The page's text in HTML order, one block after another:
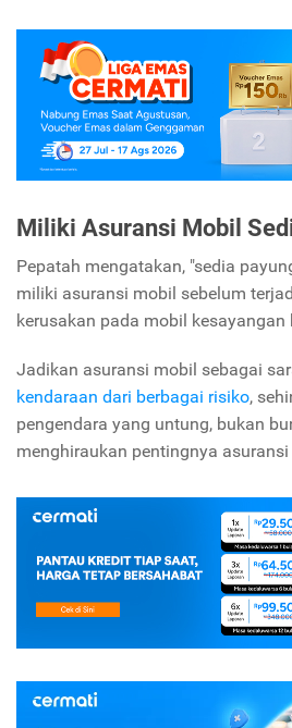
Miliki Asuransi Mobil
Pepatah mengatakan, "sedia
miliki asuransi mobil sebelum
kerusakan pada mobil kesayangan
Jadikan asuransi mobil sebagai
kendaraan dari berbagai risiko,
pengendara yang untung, bukan
menghiraukan pentingnya